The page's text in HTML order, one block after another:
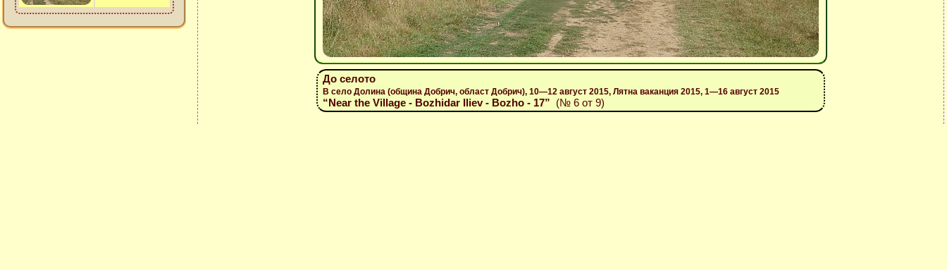
До селото
В село Долина (община Добрич, област Добрич), 10—12 август 2015, Лятна ваканция 2015, 1—16 август 2015
“Near the Village - Bozhidar Iliev - Bozho - 17” (№ 6 от 9)